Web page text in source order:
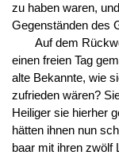
zu haben waren,
Gegenständen des
Auf dem
einen freien Tag
alte Bekannte, wie
zufrieden wären?
Heiliger sie hierher
hätten ihnen nun
baar mit ihren zwölf